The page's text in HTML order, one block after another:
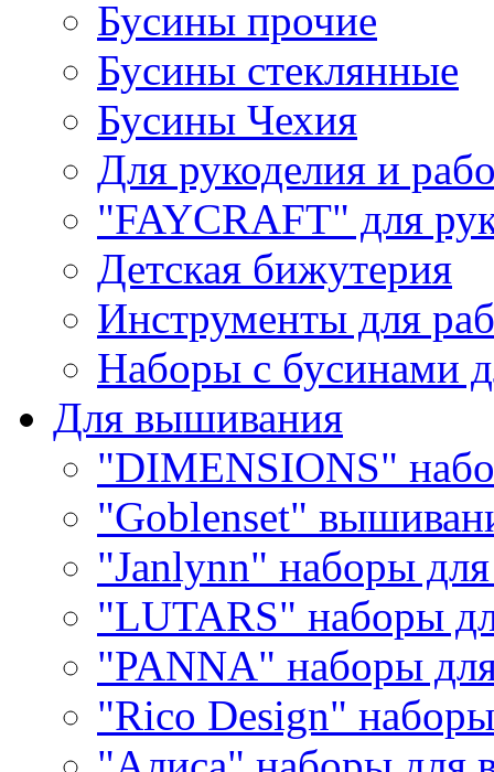
Бусины прочие
Бусины стеклянные
Бусины Чехия
Для рукоделия и
"FAYCRAFT" для
Детская бижутерия
Инструменты для
Наборы с бусинами
Для вышивания
"DIMENSIONS"
"Goblenset"
"Janlynn" наборы
"LUTARS" наборы
"PANNA" наборы
"Rico Design"